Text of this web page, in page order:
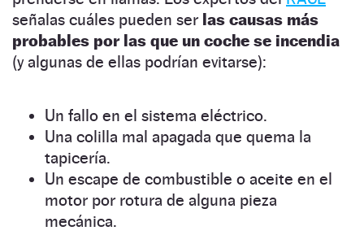
señalas cuáles pueden ser las causas más
probables por las que un coche se incendia
(y algunas de ellas podrían evitarse):
Un fallo en el sistema eléctrico.
Una colilla mal apagada que quema la
tapicería.
Un escape de combustible o aceite en el
motor por rotura de alguna pieza
mecánica.